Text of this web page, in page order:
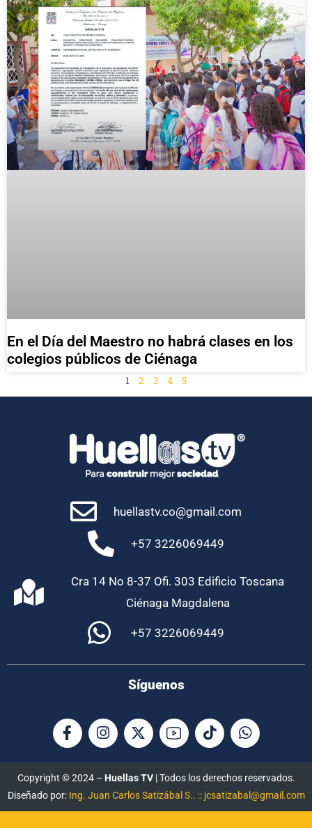
En el Día del Maestro no habrá clases en los
colegios públicos de Ciénaga
1 2 3 4 5
huellastv.co@gmail.com
+57 3226069449
Cra 14 No 8-37 Ofi. 303 Edificio Toscana
Ciénaga Magdalena
+57 3226069449
Síguenos
Copyright © 2024 – Huellas TV| Todos los derechos reservados.
Diseñado por: Ing. Juan Carlos Satizábal S.. :: jcsatizabal@gmail.com